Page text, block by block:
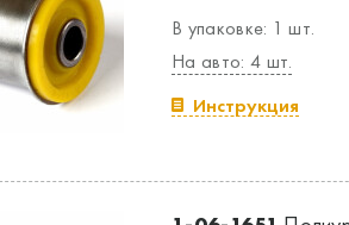
В упаковке: 1 шт.
На авто: 4 шт.
Инструкция